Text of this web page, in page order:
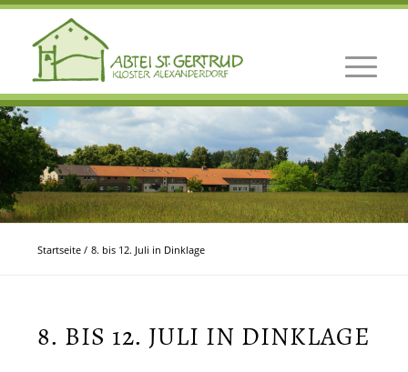
Startseite / 8. bis 12. Juli in Dinklage
8. BIS 12. JULI IN DINKLAGE